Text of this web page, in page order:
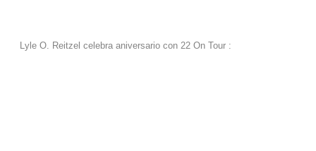
Lyle O. Reitzel celebra aniversario con 22 On Tour :